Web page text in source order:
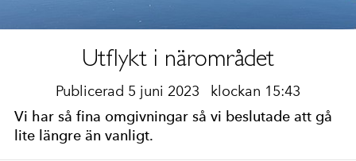
Utflykt i närområdet
Publicerad 5 juni 2023 klockan 15:43
Vi har så fina omgivningar så vi beslutade att gå
lite längre än vanligt.